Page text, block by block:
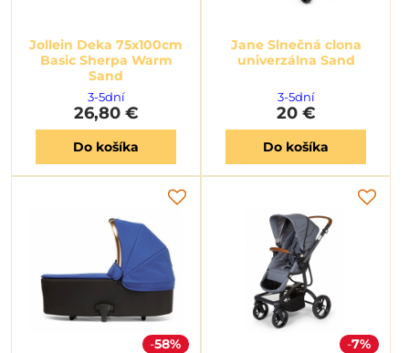
Jollein Deka 75x100cm
Basic Sherpa Warm
Sand
3-5dní
26,80 €
Do košíka
Jane Slnečná clona
univerzálna Sand
3-5dní
20 €
Do košíka
58%
7%